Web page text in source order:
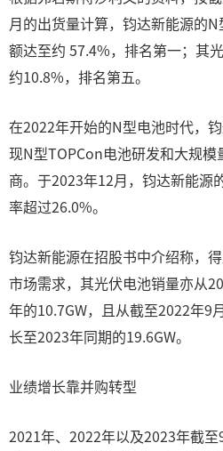
月的出货量计算，钧达新能源的
额达至约 57.4%，排名第一；其
约10.8%，排名第五。
在2022年开始的N型电池时代，
现N型TOPCon电池研发和大规
商。于2023年12月，钧达新能源
率超过26.0%。
钧达新能源在招股书中介绍称，
市场需求，其光伏电池销量亦从
年的10.7GW，且从截至2022年9
长至2023年同期的19.6GW。
业绩增长靠并购转型
2021年、2022年以及2023年截